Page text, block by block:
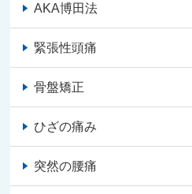
AKA博田法
緊張性頭痛
骨盤矯正
ひざの痛み
突然の腰痛